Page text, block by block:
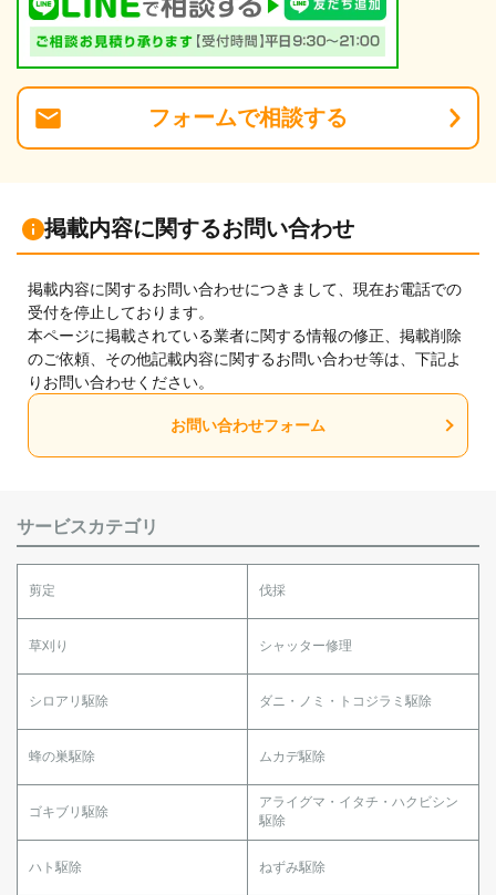
フォームで相談する
掲載内容に関するお問い合わせ
掲載内容に関するお問い合わせにつきまして、現在お電話での
受付を停止しております。
本ページに掲載されている業者に関する情報の修正、掲載削除
のご依頼、その他記載内容に関するお問い合わせ等は、下記よ
りお問い合わせください。
お問い合わせフォーム
サービスカテゴリ
剪定 伐採
草刈り シャッター修理
シロアリ駆除 ダニ・ノミ・トコジラミ駆除
蜂の巣駆除 ムカデ駆除
ゴキブリ駆除
アライグマ・イタチ・ハクビシン
駆除
ハト駆除 ねずみ駆除